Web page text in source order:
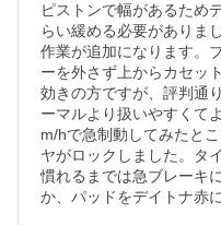
ピストンで幅があるため
らい緩める必要がありま
作業が追加になります。
ーを外さず上からカセッ
効きの方ですが、評判通
ーマルより扱いやすくて
m/hで急制動してみたと
ヤがロックしました。タ
慣れるまでは急ブレーキ
か、パッドをデイトナ赤